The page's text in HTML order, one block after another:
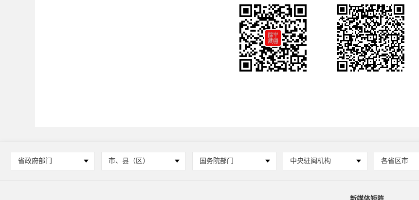
省政府部门 市、县（区） 国务院部门 中央驻闽机构 各省区市